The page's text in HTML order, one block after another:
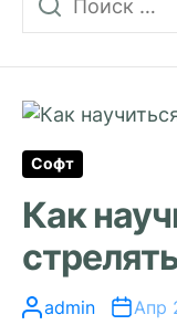
Софт
Как
admin Апр